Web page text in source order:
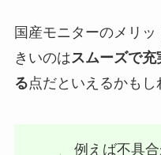
国産モニターのメリ
きいのはスムーズで
る点だといえるかもし
例えば不具